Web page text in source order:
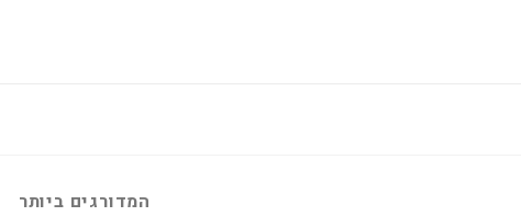
המדורגים ביותר